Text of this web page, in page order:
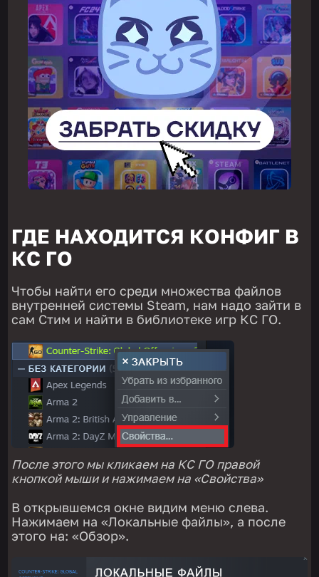
ГДЕ НАХОДИТСЯ КОНФИГ В
КС ГО
Чтобы найти его среди множества файлов
внутренней системы Steam, нам надо зайти в
сам Стим и найти в библиотеке игр КС ГО.
После этого мы кликаем на КС ГО правой
кнопкой мыши и нажимаем на «Свойства»
В открывшемся окне видим меню слева.
Нажимаем на «Локальные файлы», а после
этого на: «Обзор».